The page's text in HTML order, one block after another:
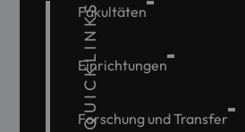
QUICKLINKS
Fakultäten
Einrichtungen
Forschung und Transfer